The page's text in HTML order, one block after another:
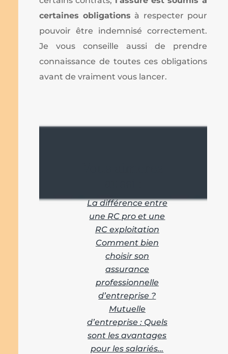
certaines obligations à respecter pour
pouvoir être indemnisé correctement.
Je vous conseille aussi de prendre
connaissance de toutes ces obligations
avant de vraiment vous lancer.
La différence entre
une RC pro et une
RC exploitation
Comment bien
choisir son
assurance
professionnelle
d’entreprise ?
Mutuelle
d’entreprise : Quels
sont les avantages
pour les salariés…